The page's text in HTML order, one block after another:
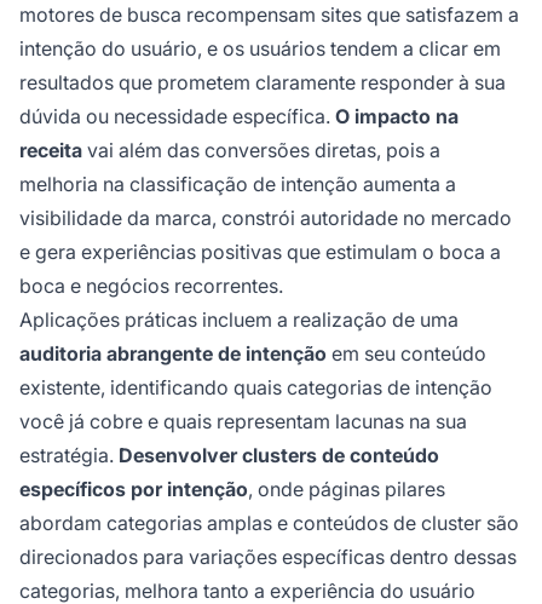
motores de busca recompensam sites que satisfazem a
intenção do usuário, e os usuários tendem a clicar em
resultados que prometem claramente responder à sua
dúvida ou necessidade específica. O impacto na
receita vai além das conversões diretas, pois a
melhoria na classificação de intenção aumenta a
visibilidade da marca, constrói autoridade no mercado
e gera experiências positivas que estimulam o boca a
boca e negócios recorrentes.
Aplicações práticas incluem a realização de uma
auditoria abrangente de intenção em seu conteúdo
existente, identificando quais categorias de intenção
você já cobre e quais representam lacunas na sua
estratégia. Desenvolver clusters de conteúdo
específicos por intenção, onde páginas pilares
abordam categorias amplas e conteúdos de cluster são
direcionados para variações específicas dentro dessas
categorias, melhora tanto a experiência do usuário